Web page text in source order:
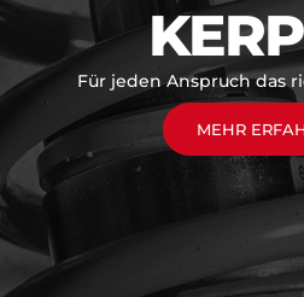
Für jeden Anspruch das
MEHR